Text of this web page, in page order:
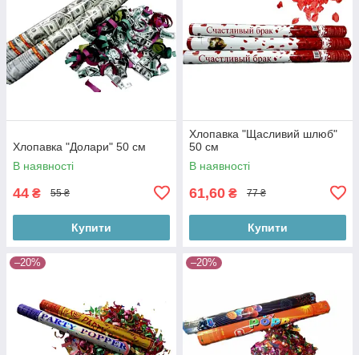
Хлопавка "Долари" 50 см
В наявності
44 ₴ 55 ₴
Купити
Хлопавка "Щасливий шлюб"
50 см
В наявності
61,60 ₴ 77 ₴
Купити
–20% –20%